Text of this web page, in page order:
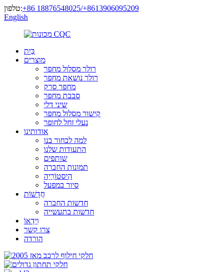
טלפון:‎+86 18876548025/+8613906095209
English
בַּיִת
מוצרים
רולר מסלול מחפר
רולר נושאת מחפר
מחפר סרק
סבבת מחפר
שיני דלי
קישור מסלול מחפר
נעלי זחל לחופר
אודותינו
למה לבחור בנו
התעודות שלנו
שותפים
תמונות החברה
הִיסטוֹרִיָה
סיור במפעל
חֲדָשׁוֹת
חדשות החברה
חדשות בתעשייה
וִידֵאוֹ
צרו קשר
הורדה